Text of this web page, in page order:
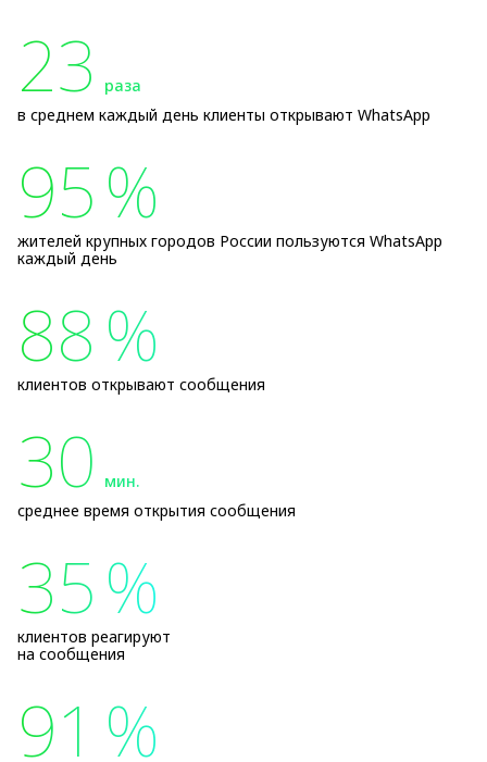
23
раза
в среднем каждый день клиенты открывают WhatsApp
95%
жителей крупных городов России пользуются WhatsApp
каждый день
88%
клиентов открывают сообщения
30
мин.
среднее время открытия сообщения
35%
клиентов реагируют
на сообщения
91 %